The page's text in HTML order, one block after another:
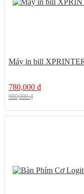
Máy in bill
780,000 ₫
980,000₫